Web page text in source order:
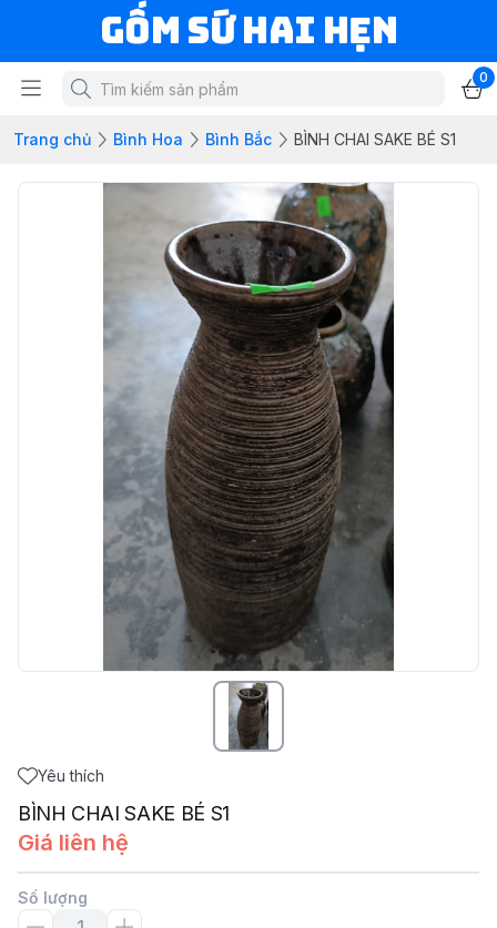
Gốm Sứ Hai Hẹn
0
Trang chủ Bình Hoa Bình Bắc BÌNH CHAI SAKE BÉ S1
Yêu thích
BÌNH CHAI SAKE BÉ S1
Giá liên hệ
Số lượng